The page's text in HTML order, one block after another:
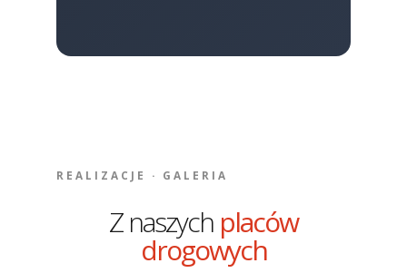
REALIZACJE · GALERIA
Z naszych placów
drogowych